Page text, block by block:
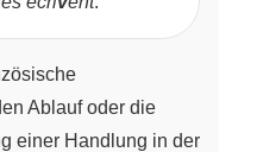
Ablauf oder die
einer Handlung in der